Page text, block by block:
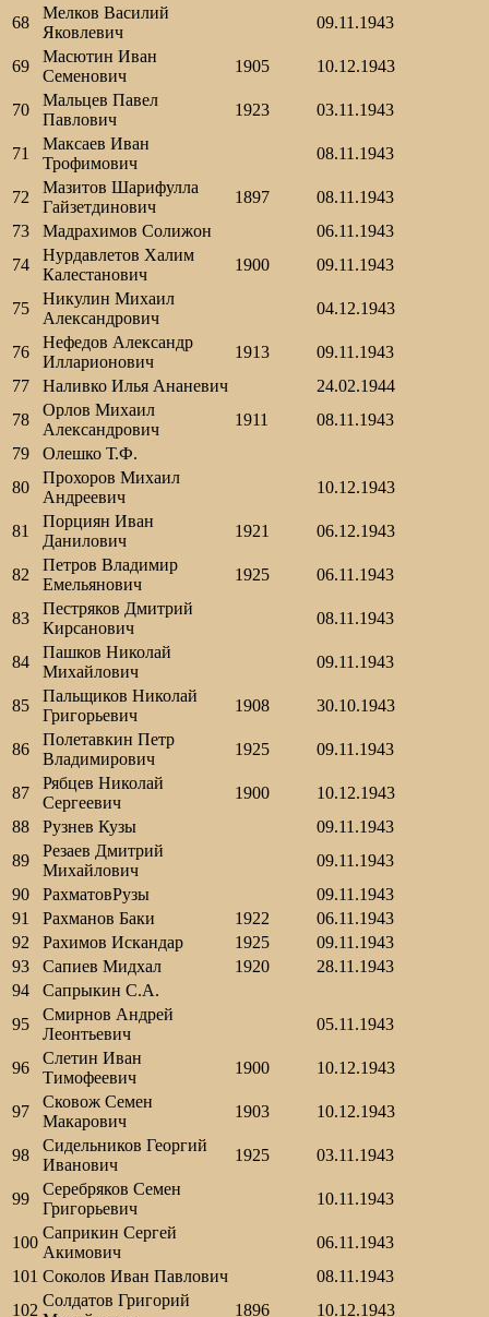
68
Мелков Василий
Яковлевич
09.11.1943
69
Масютин Иван
Семенович
1905 10.12.1943
70
Мальцев Павел
Павлович
1923 03.11.1943
71
Максаев Иван
Трофимович
08.11.1943
72
Мазитов Шарифулла
Гайзетдинович
1897
08.11.1943
73
Мадрахимов Солижон
06.11.1943
74
Нурдавлетов Халим
Калестанович
1900 09.11.1943
75
Никулин Михаил
Александрович
04.12.1943
76
Нефедов Александр
Илларионович
1913
09.11.1943
77
Наливко Илья Ананевич
24.02.1944
78
Орлов Михаил
Александрович
1911
08.11.1943
79
Олешко Т.Ф.
80
Прохоров Михаил
Андреевич
10.12.1943
81
Порциян Иван
Данилович
1921 06.12.1943
82
Петров Владимир
Емельянович
1925 06.11.1943
83
Пестряков Дмитрий
Кирсанович
08.11.1943
84
Пашков Николай
Михайлович
09.11.1943
85
Пальщиков Николай
Григорьевич
1908 30.10.1943
86
Полетавкин Петр
Владимирович
1925 09.11.1943
87
Рябцев Николай
Сергеевич
1900
10.12.1943
88
Рузнев Кузы
09.11.1943
89
Резаев Дмитрий
Михайлович
09.11.1943
90
РахматовРузы
09.11.1943
91
Рахманов Баки 1922
06.11.1943
92
Рахимов Искандар 1925
09.11.1943
93
Сапиев Мидхал 1920
28.11.1943
94
Сапрыкин С.А.
95
Смирнов Андрей
Леонтьевич
05.11.1943
96
Слетин Иван
Тимофеевич
1900 10.12.1943
97
Сковож Семен
Макарович
1903 10.12.1943
98
Сидельников Георгий
Иванович
1925 03.11.1943
99
Серебряков Семен
Григорьевич
10.11.1943
100
Саприкин Сергей
Акимович
06.11.1943
101 Соколов Иван Павлович
08.11.1943
102
Солдатов Григорий
1896
10.12.1943